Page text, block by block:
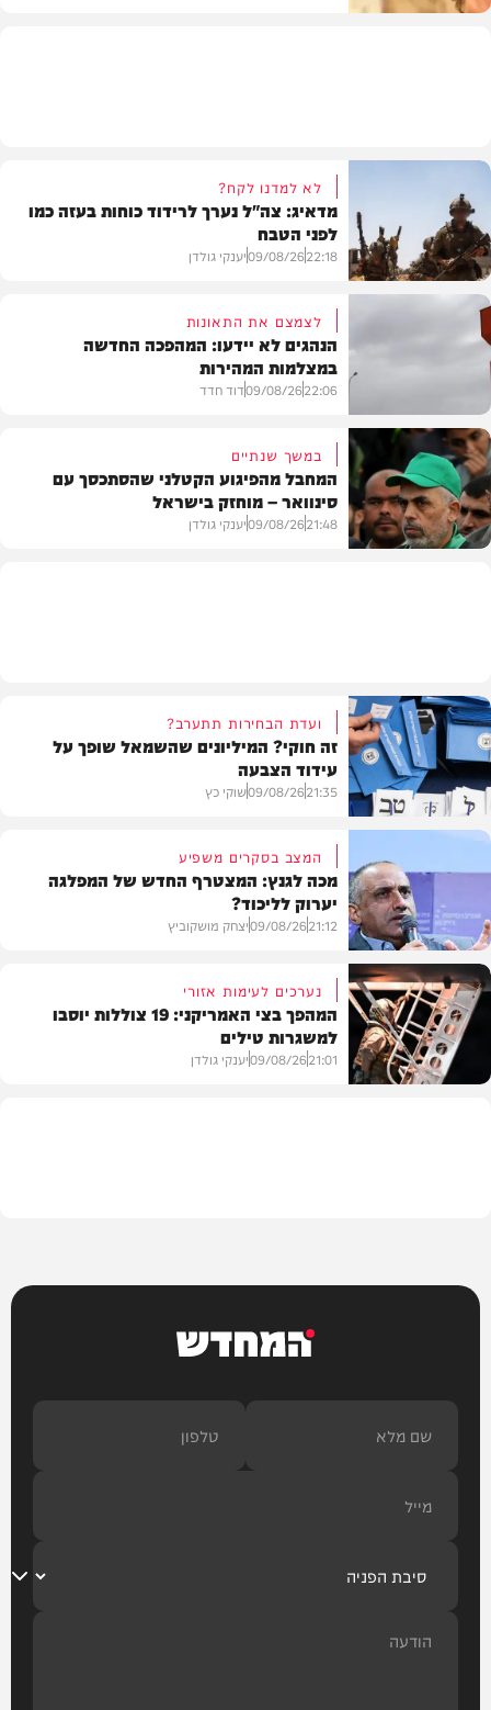
לא למדנו לקח?
מדאיג: צה"ל נערך לרידוד כוחות בעזה כמו
לפני הטבח
22:18
09/08/26יענקי גולדן
משטרה
לצמצם את התאונות
הנהגים לא יידעו: המהפכה החדשה
במצלמות המהירות
22:06
09/08/26דוד חדד
במשך שנתיים
המחבל מהפיגוע הקטלני שהסתכסך עם
סינוואר – מוחזק בישראל
21:48
09/08/26יענקי גולדן
פוליטי
ועדת הבחירות תתערב?
זה חוקי? המיליונים שהשמאל שופך על
עידוד הצבעה
21:35
09/08/26שוקי כץ
פוליטי
המצב בסקרים משפיע
מכה לגנץ: המצטרף החדש של המפלגה
יערוק לליכוד?
21:12
09/08/26יצחק מושקוביץ
נערכים לעימות אזורי
המהפך בצי האמריקני: 19 צוללות יוסבו
למשגרות טילים
21:01
09/08/26יענקי גולדן
המחדש